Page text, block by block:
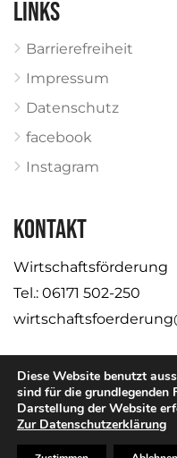
Links
Barrierefreiheit
Impressum
Datenschutz
facebook
Instagram
KONTAKT
Wirtschaftsförderung
Tel.: 06171 502-250
© Stadt Oberursel
Diese Website benutzt
sind für die grundlegenden
Darstellung der Website
Zur Datenschutzerklärung